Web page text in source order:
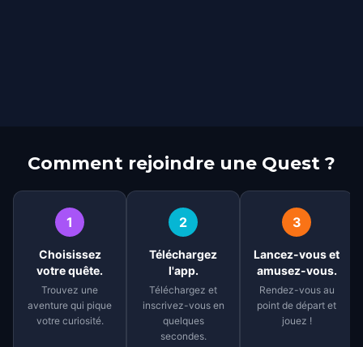
Comment rejoindre une Quest ?
1
Choisissez
votre quête.
Trouvez une
aventure qui pique
votre curiosité.
2
Téléchargez
l'app.
Téléchargez et
inscrivez-vous en
quelques
secondes.
3
Lancez-vous et
amusez-vous.
Rendez-vous au
point de départ et
jouez !